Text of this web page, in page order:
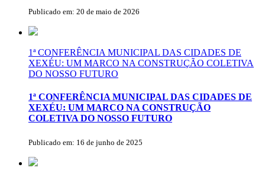
Publicado em: 20 de maio de 2026
1ª CONFERÊNCIA MUNICIPAL DAS CIDADES DE
XEXÉU: UM MARCO NA CONSTRUÇÃO COLETIVA
DO NOSSO FUTURO
1ª CONFERÊNCIA MUNICIPAL DAS CIDADES DE
XEXÉU: UM MARCO NA CONSTRUÇÃO
COLETIVA DO NOSSO FUTURO
Publicado em: 16 de junho de 2025